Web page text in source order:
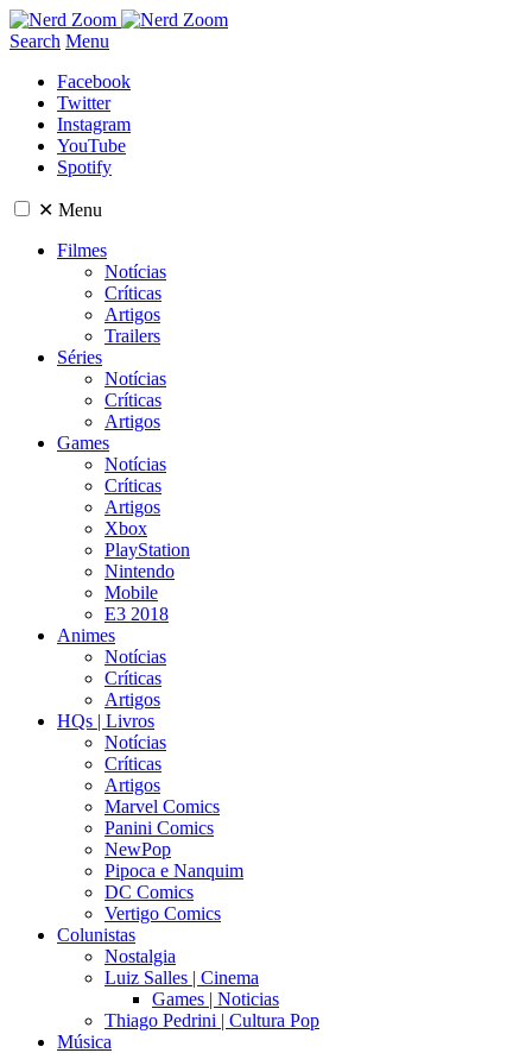
Search Menu
Facebook
Twitter
Instagram
YouTube
Spotify
✕ Menu
Filmes
Notícias
Críticas
Artigos
Trailers
Séries
Notícias
Críticas
Artigos
Games
Notícias
Críticas
Artigos
Xbox
PlayStation
Nintendo
Mobile
E3 2018
Animes
Notícias
Críticas
Artigos
HQs | Livros
Notícias
Críticas
Artigos
Marvel Comics
Panini Comics
NewPop
Pipoca e Nanquim
DC Comics
Vertigo Comics
Colunistas
Nostalgia
Luiz Salles | Cinema
Games | Noticias
Thiago Pedrini | Cultura Pop
Música